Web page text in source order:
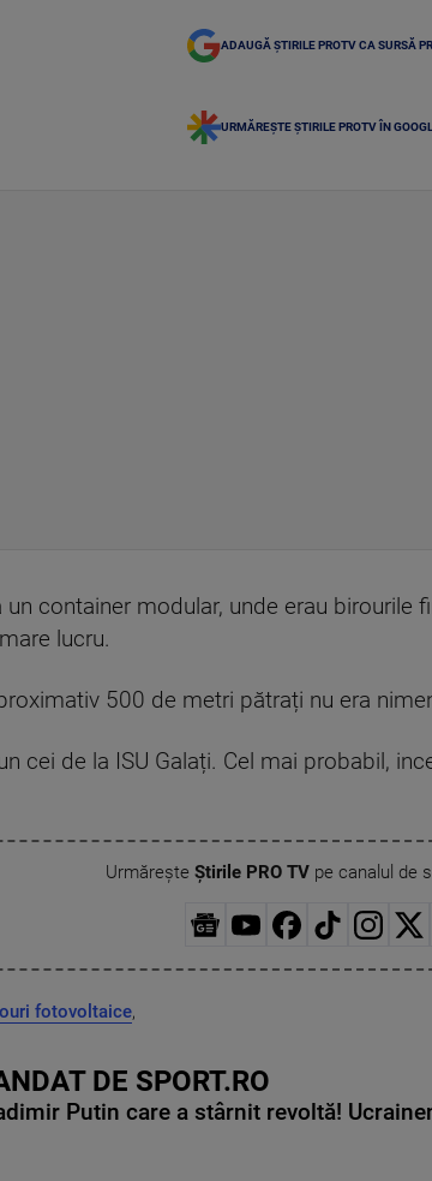
ADAUGĂ ȘTIRILE PROTV CA SURSĂ
URMĂREȘTE ȘTIRILE PROTV ÎN
un container modular, unde erau
lucru.
500 de metri pătrați nu era
cei de la ISU Galați. Cel mai probabil,
Urmărește Știrile PRO TVpe canalul de
fotovoltaice,
DE SPORT.RO
Putin care a stârnit revoltă!